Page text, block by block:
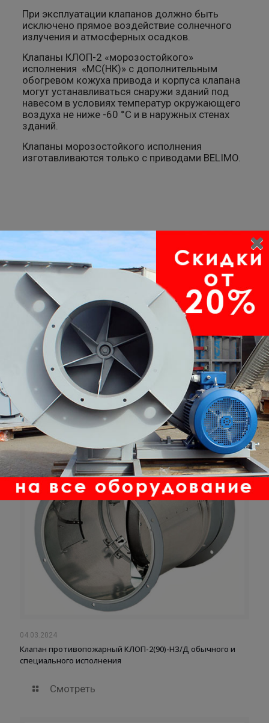
При эксплуатации клапанов должно быть
исключено прямое воздействие солнечного
излучения и атмосферных осадков.
Клапаны КЛОП-2 «морозостойкого»
исполнения «МС(НК)» с дополнительным
обогревом кожуха привода и корпуса клапана
могут устанавливаться снаружи зданий под
навесом в условиях температур окружающего
воздуха не ниже -60 °С и в наружных стенах
зданий.
Клапаны морозостойкого исполнения
изготавливаются только с приводами BELIMO.
Нужна помощь?
Мы подберем оборудование под ваш
проект.
Оставить заявку!
Возможно Вам будет интересно
04.03.2024
Клапан противопожарный КЛОП-2(90)-НЗ/Д обычного и
специального исполнения
Смотреть